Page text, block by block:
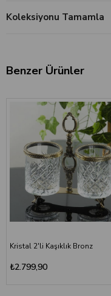
Koleksiyonu Tamamla
Benzer Ürünler
Kristal 2'li Kaşıklık Bronz
₺2.799,90